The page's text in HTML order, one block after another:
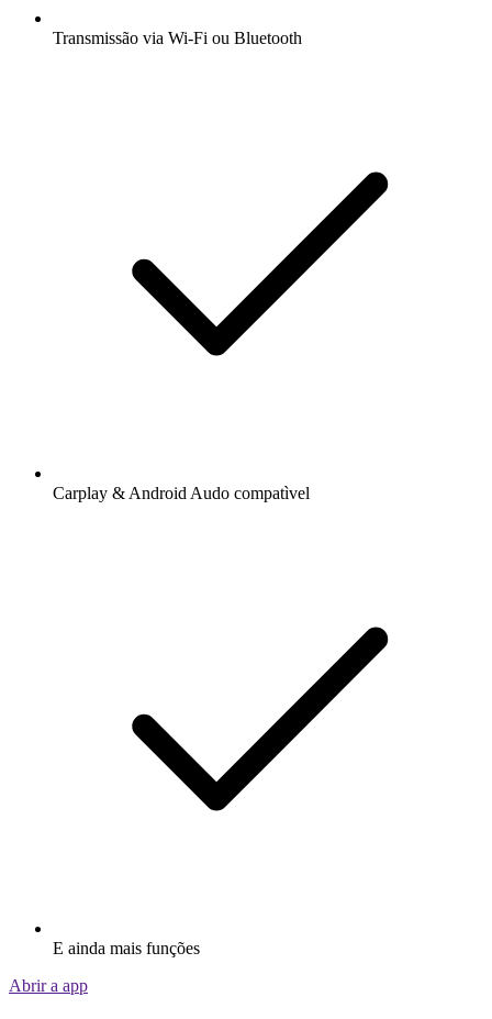
Transmissão via Wi-Fi ou Bluetooth
Carplay & Android Audo compatìvel
E ainda mais funções
Abrir a app